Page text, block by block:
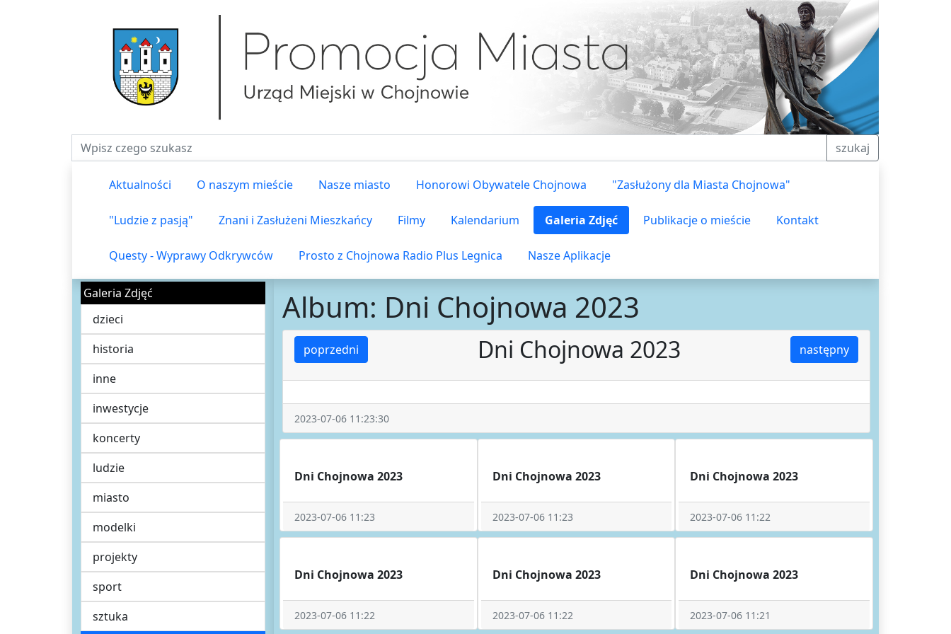
Fraza do wyszukiwania szukaj
Aktualności O naszym mieście Nasze miasto Honorowi Obywatele Chojnowa "Zasłużony dla Miasta Chojnowa"
"Ludzie z pasją" Znani i Zasłużeni Mieszkańcy Filmy Kalendarium Galeria Zdjęć Publikacje o mieście Kontakt
Questy - Wyprawy Odkrywców Prosto z Chojnowa Radio Plus Legnica Nasze Aplikacje
Galeria Zdjęć
dzieci
historia
inne
inwestycje
koncerty
ludzie
miasto
modelki
projekty
sport
sztuka
Album: Dni Chojnowa 2023
poprzedni następny
Dni Chojnowa 2023
2023-07-06 11:23:30
Dni Chojnowa 2023
2023-07-06 11:23
Dni Chojnowa 2023
2023-07-06 11:23
Dni Chojnowa 2023
2023-07-06 11:22
Dni Chojnowa 2023
2023-07-06 11:22
Dni Chojnowa 2023
2023-07-06 11:22
Dni Chojnowa 2023
2023-07-06 11:21